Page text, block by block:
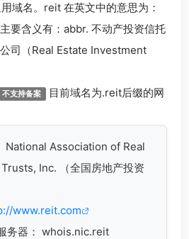
域名。reit 在英文中的意思为：
要含义有：abbr. 不动产投资信托
司（Real Estate Investment
不支持备案 目前域名为.reit后缀的网
National Association of Real
Inc. （全国房地产投资
www.reit.com
务器： whois.nic.reit